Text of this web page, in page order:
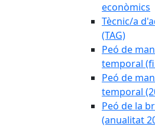
econòmics
Tècnic/a
(TAG)
Peó de
temporal
Peó de
temporal
Peó de la
(anualitat